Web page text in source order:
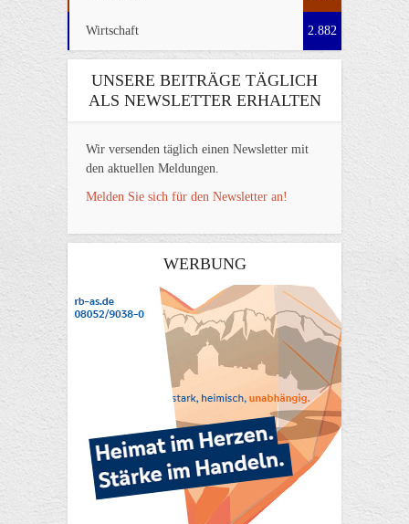
Wirtschaft 2.882
UNSERE BEITRÄGE TÄGLICH
ALS NEWSLETTER ERHALTEN
Wir versenden täglich einen Newsletter mit
den aktuellen Meldungen.
Melden Sie sich für den Newsletter an!
WERBUNG